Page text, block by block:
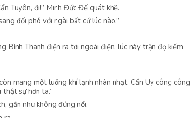
Tuyên, đi!” Minh Đức Đế quát khẽ.
đối phó với ngài bất cứ lúc nào.”
Bình Thanh điện ra tới ngoài điện, lúc này trận đọ kiếm
mang một luồng khí lạnh nhàn nhạt. Cẩn Uy công công
sự hơn ta.”
gần như không đứng nổi.